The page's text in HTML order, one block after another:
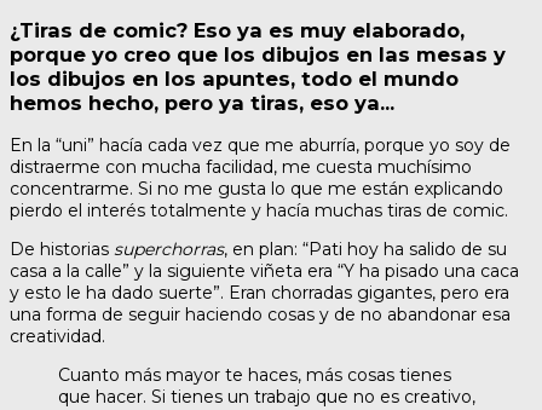
¿Tiras de comic? Eso ya es muy elaborado,
porque yo creo que los dibujos en las mesas y
los dibujos en los apuntes, todo el mundo
hemos hecho, pero ya tiras, eso ya…
En la “uni” hacía cada vez que me aburría, porque yo soy de
distraerme con mucha facilidad, me cuesta muchísimo
concentrarme. Si no me gusta lo que me están explicando
pierdo el interés totalmente y hacía muchas tiras de comic.
De historias superchorras, en plan: “Pati hoy ha salido de su
casa a la calle” y la siguiente viñeta era “Y ha pisado una caca
y esto le ha dado suerte”. Eran chorradas gigantes, pero era
una forma de seguir haciendo cosas y de no abandonar esa
creatividad.
Cuanto más mayor te haces, más cosas tienes
que hacer. Si tienes un trabajo que no es creativo,